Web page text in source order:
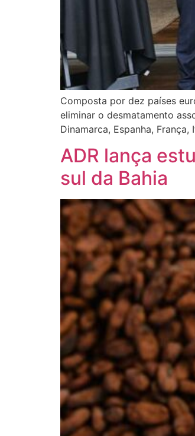
Composta por dez países
eliminar o desmatamento
Dinamarca, Espanha,
ADR lança
sul da Bahia